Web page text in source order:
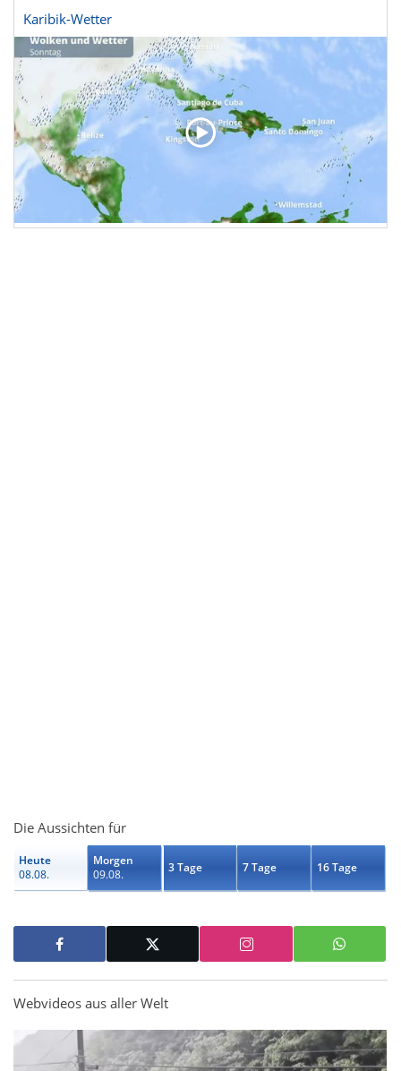
Karibik-Wetter
Die Aussichten für
Heute
08.08.
Morgen
09.08.
3 Tage 7 Tage 16 Tage
Webvideos aus aller Welt